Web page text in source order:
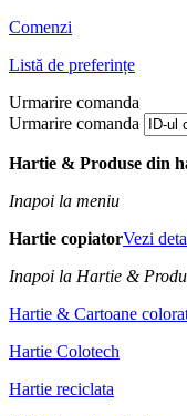
Comenzi
Listă de preferințe
Urmarire comanda
Urmarire comanda
Hartie & Produse din
Inapoi la meniu
Hartie copiatorVezi
Inapoi la Hartie &
Hartie & Cartoane
Hartie Colotech
Hartie reciclata